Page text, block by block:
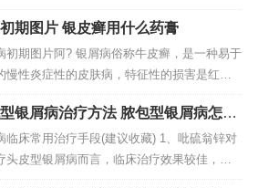
通常不会自愈，而且会周...
的中度至重度斑块状银屑病的成年患者，已
年4月获得国家药品监督管理局批准上市。
些临床数据来看，可以证明可善挺（俗称苏
）在中国中重度银屑病患者中具有临床意义
性。3、结核：使用...
期图片 银皮癣用什么药膏
初期图片阿? 银屑病俗称牛皮癣，是一种易于
慢性炎症性的皮肤病，特征性的损害是红色
、一点滴状 常见于发病早期，局部散发红色
丘疹，皮损覆盖一片鳞屑，症状较轻。点滴
病，儿童最常见的类型。牛皮癣症状初起为
绿豆大小红色点疹，逐渐扩大，有的点疹互
形成斑片。表面覆盖有干燥...
银屑病治疗方法 脓包型银屑病怎么
复发
临床常用治疗手段(建议收藏) 1、吡硫翁锌对
头皮型银屑病而言，临床治疗效果较佳，它
对表皮细菌、表皮真菌的生长予以抑制，又